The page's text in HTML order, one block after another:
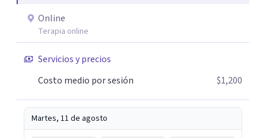
Online
Terapia online
Servicios y precios
Costo medio por sesión
$1,200
Martes, 11 de agosto